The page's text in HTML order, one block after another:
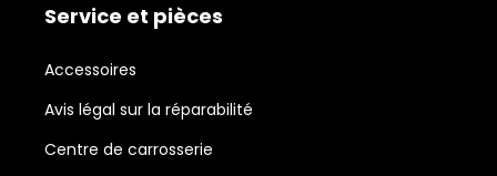
Service et pièces
Accessoires
Avis légal sur la réparabilité
Centre de carrosserie